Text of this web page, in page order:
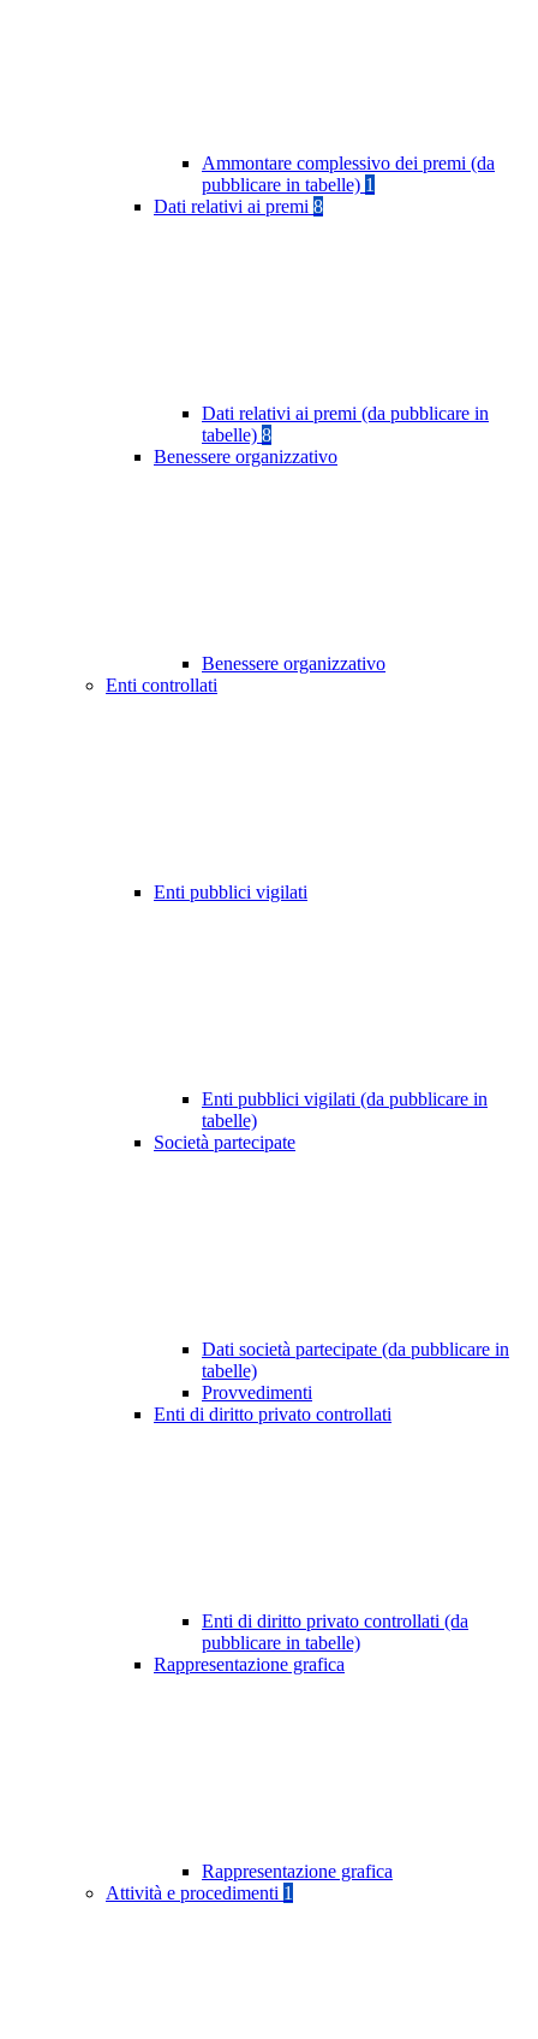
Ammontare complessivo dei premi (da
pubblicare in tabelle) 1
Dati relativi ai premi 8
Dati relativi ai premi (da pubblicare in
tabelle) 8
Benessere organizzativo
Benessere organizzativo
Enti controllati
Enti pubblici vigilati
Enti pubblici vigilati (da pubblicare in
tabelle)
Società partecipate
Dati società partecipate (da pubblicare in
tabelle)
Provvedimenti
Enti di diritto privato controllati
Enti di diritto privato controllati (da
pubblicare in tabelle)
Rappresentazione grafica
Rappresentazione grafica
Attività e procedimenti 1